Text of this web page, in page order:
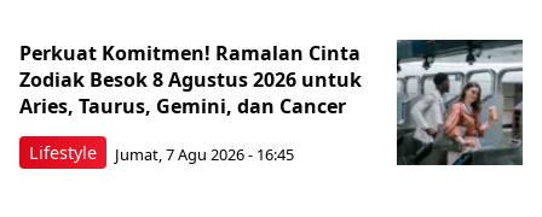
Lifestyle
Perkuat Komitmen! Ramalan Cinta
Zodiak Besok 8 Agustus 2026 untuk
Aries, Taurus, Gemini, dan Cancer
Jumat, 7 Agu 2026 - 16:45